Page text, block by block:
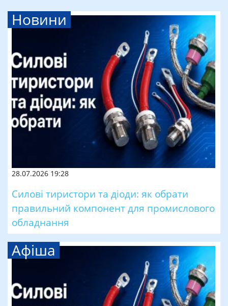
Новини
28.07.2026 19:28
Силові тиристори та діоди: як обрати
правильний компонент для промислового
обладнання
Афіша